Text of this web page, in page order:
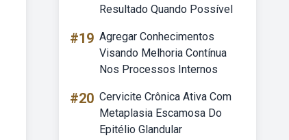
Resultado Quando Possível
#19 Agregar Conhecimentos
Visando Melhoria Contínua
Nos Processos Internos
#20 Cervicite Crônica Ativa Com
Metaplasia Escamosa Do
Epitélio Glandular